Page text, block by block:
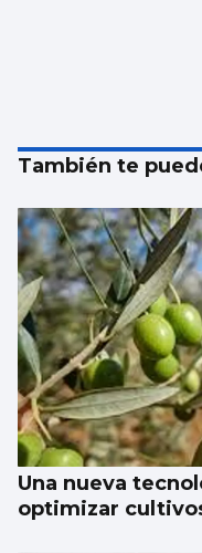
También te
Una nueva
optimizar